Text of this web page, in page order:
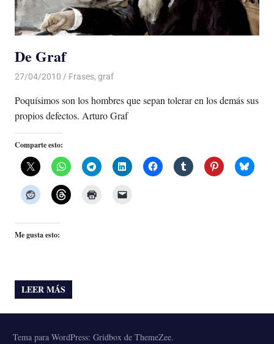
De Graf
27/04/2010 Luis Castellanos
Frases, graf
Poquísimos son los hombres que sepan tolerar en los demás sus
propios defectos. Arturo Graf
Comparte esto:
Me gusta esto:
LEER MÁS
Tema para WordPress: Gridbox de ThemeZee.